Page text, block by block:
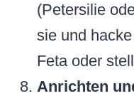
(Petersilie
sie und
Feta oder
Anrichten